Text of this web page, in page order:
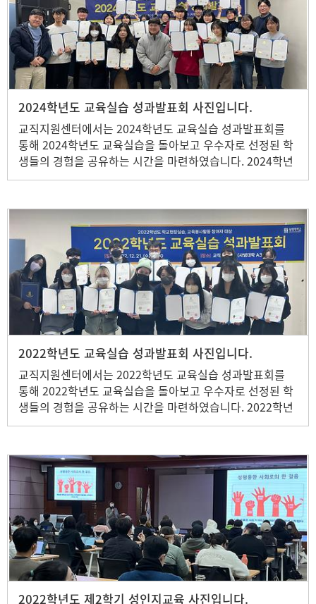
2024학년도 교육실습 성과발표회 사진입니다.
교직지원센터에서는 2024학년도 교육실습 성과발표회를
통해 2024학년도 교육실습을 돌아보고 우수자로 선정된 학
생들의 경험을 공유하는 시간을 마련하였습니다. 2024학년
도 교육실습(학교현장실습, 교육봉사활동) 참여 학생 중 총
2022학년도 교육실습 성과발표회 사진입니다.
교직지원센터에서는 2022학년도 교육실습 성과발표회를
통해 2022학년도 교육실습을 돌아보고 우수자로 선정된 학
생들의 경험을 공유하는 시간을 마련하였습니다. 2022학년
도 교육실습(학교현장실습, 교육봉사활동) 참여 학생 중 총
2022학년도 제2학기 성인지교육 사진입니다.